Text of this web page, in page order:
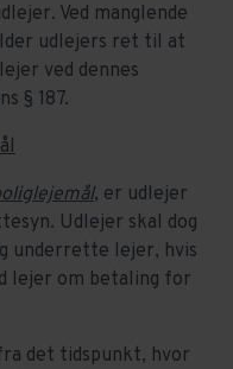
Ved manglende
udlejers ret til at
ved dennes
§ 187.
, er udlejer
Udlejer skal dog
underrette lejer, hvis
lejer om betaling for
det tidspunkt, hvor